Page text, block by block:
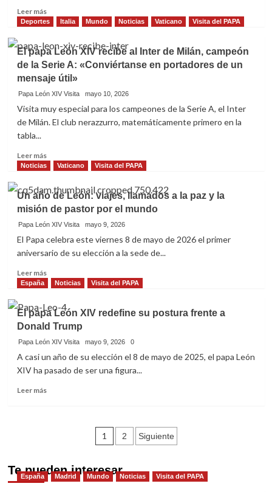
Familia
y
bendecirá
la
torre
de
Leer másLeer
más
Así
será
la
visita
del
León
XIV
horarios,
recorrido
papamóvil
y
en
Santa
Cruz
Tenerife
Deportes Italia Mundo Noticias Vaticano Visita del PAPA
El papa León XIV recibe al Inter de Milán, campeón
de la Serie A: «Conviértanse en portadores de un
mensaje útil»
Papa León XIV Visita mayo 10, 2026
Visita muy especial para los campeones de la Serie A, el Inter
de Milán. El club nerazzurro, matemáticamente primero en la
tabla...
Leer másLeer
más
El
papa
León
XIV
recibe
Inter
Milán,
de
la
Serie
A:
en
portadores
Noticias Vaticano Visita del PAPA
Un año de León: viajes, llamados a la paz y la
misión de pastor por el mundo
Papa León XIV Visita mayo 9, 2026
El Papa celebra este viernes 8 de mayo de 2026 el primer
aniversario de su elección a la sede de...
Leer másLeer
más
Un
año
de
León:
viajes,
a
por
España Noticias Visita del PAPA
El papa León XIV redefine su postura frente a
Donald Trump
Papa León XIV Visita mayo 9, 2026 0
A casi un año de su elección el 8 de mayo de 2025, el papa León
XIV ha pasado de ser una figura...
Leer másLeer
redefine
su
Paginación
entradas
1 2 Siguiente
Te pueden interesar
España Madrid Mundo Noticias Visita del PAPA